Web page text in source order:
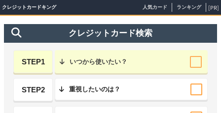
クレジットカードキング 人気カード ランキング [PR]
クレジットカード検索
STEP1 いつから使いたい？
STEP2 重視したいのは？